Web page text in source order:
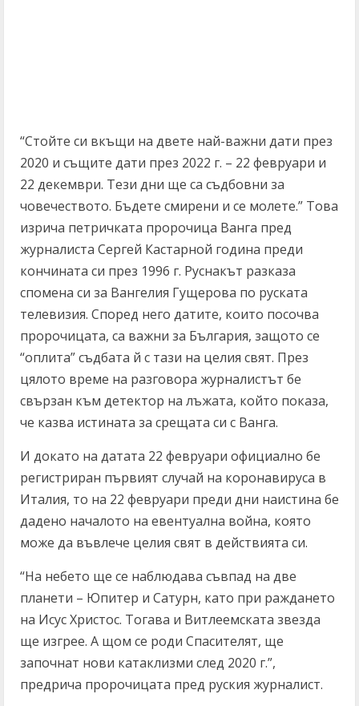
“Стойте си вкъщи на двете най-важни дати през
2020 и същите дати през 2022 г. – 22 февруари и
22 декември. Тези дни ще са съдбовни за
човечеството. Бъдете смирени и се молете.” Това
изрича петричката пророчица Ванга пред
журналиста Сергей Кастарной година преди
кончината си през 1996 г. Руснакът разказа
спомена си за Вангелия Гущерова по руската
телевизия. Според него датите, които посочва
пророчицата, са важни за България, защото се
“оплита” съдбата й с тази на целия свят. През
цялото време на разговора журналистът бе
свързан към детектор на лъжата, който показа,
че казва истината за срещата си с Ванга.
И докато на датата 22 февруари официално бе
регистриран първият случай на коронавируса в
Италия, то на 22 февруари преди дни наистина бе
дадено началото на евентуална война, която
може да въвлече целия свят в действията си.
“На небето ще се наблюдава съвпад на две
планети – Юпитер и Сатурн, като при раждането
на Исус Христос. Тогава и Витлеемската звезда
ще изгрее. А щом се роди Спасителят, ще
започнат нови катаклизми след 2020 г.”,
предрича пророчицата пред руския журналист.